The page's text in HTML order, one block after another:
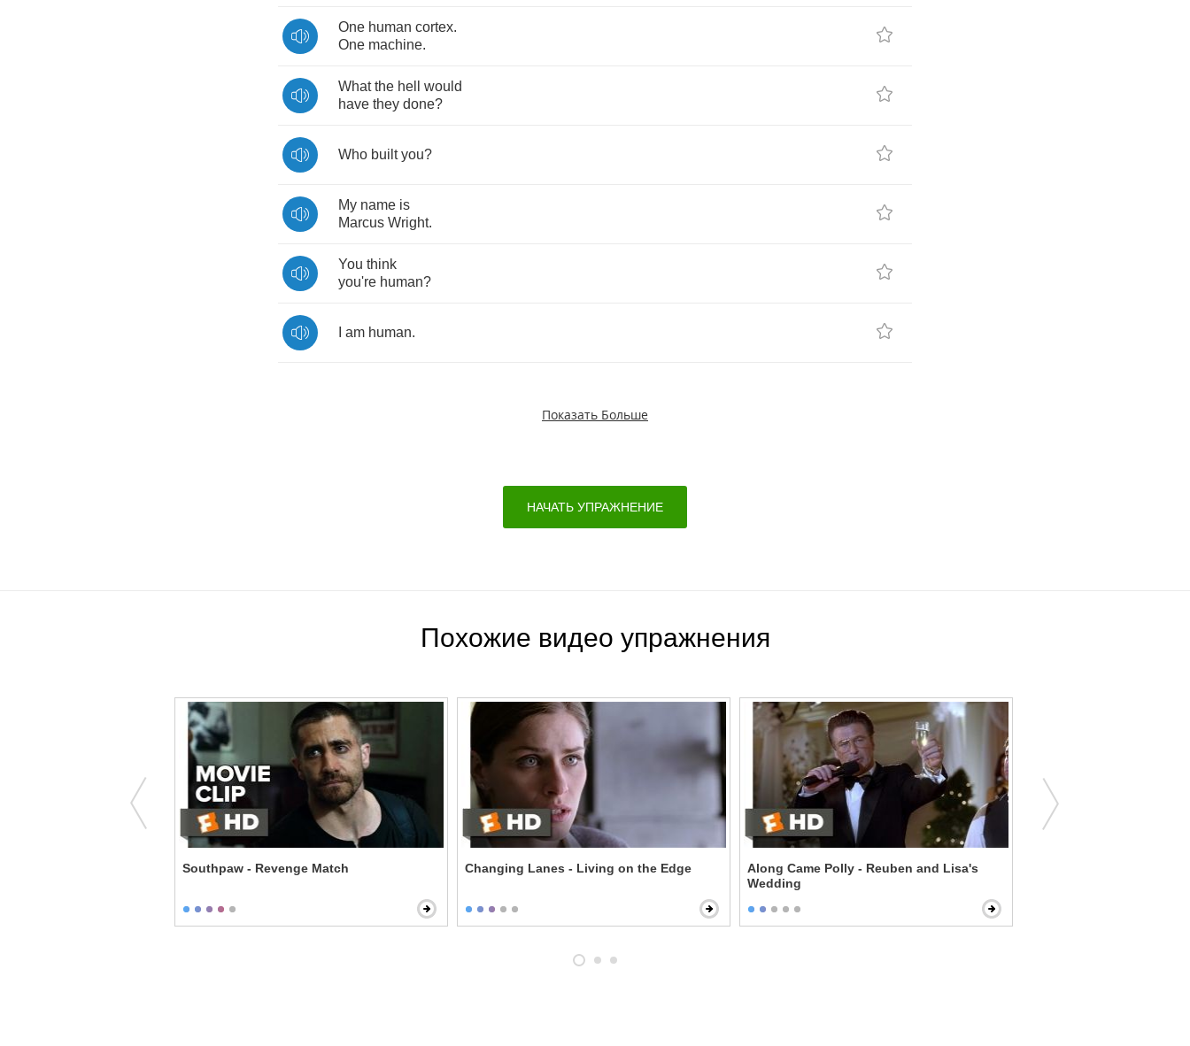
One human cortex.
One machine.
What the hell
would
have they done?
Who built you?
My name is
Marcus Wright.
You think
you're human?
am human.
Показать Больше
НАЧАТЬ УПРАЖНЕНИЕ
Похожие видео упражнения
Southpaw - Revenge Match Changing Lanes - Living on the Edge
Along Came Polly - Reuben and Lisa's
Wedding